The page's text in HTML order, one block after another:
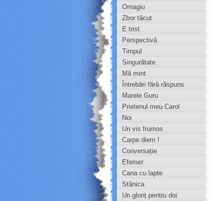
Omagiu
Zbor tăcut
E trist
Perspectivă
Timpul
Singurătate
Mă mint
Întrebări fără răspuns
Marele Guru
Prietenul meu Carol
Noi
Un vis frumos
Carpe diem !
Conversație
Efemer
Cana cu lapte
Stănica
Un glonț pentru doi